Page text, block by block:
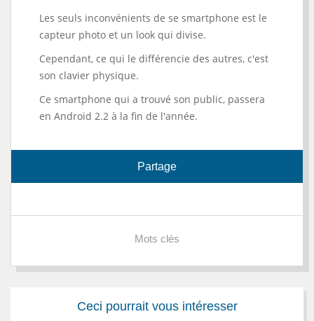
Les seuls inconvénients de se smartphone est le
capteur photo et un look qui divise.
Cependant, ce qui le différencie des autres, c'est
son clavier physique.
Ce smartphone qui a trouvé son public, passera
en Android 2.2 à la fin de l'année.
Partage
Mots clés
Ceci pourrait vous intéresser